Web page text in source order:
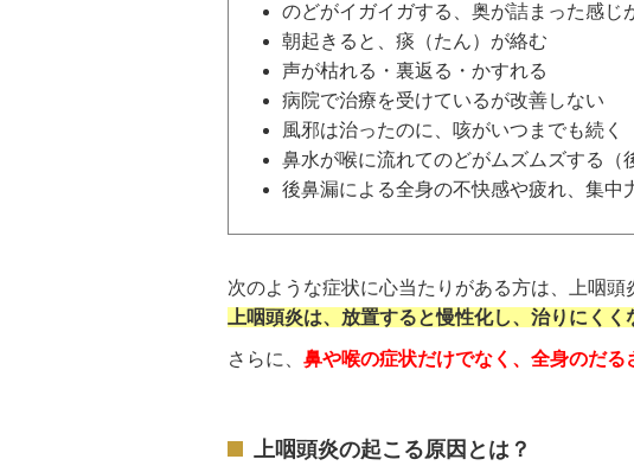
のどがイガイガする、奥が詰まった感じ
朝起きると、痰（たん）が絡む
声が枯れる・裏返る・かすれる
病院で治療を受けているが改善しない
風邪は治ったのに、咳がいつまでも続く
鼻水が喉に流れてのどがムズムズする（
後鼻漏による全身の不快感や疲れ、集中
次のような症状に心当たりがある方は、上咽頭
上咽頭炎は、放置すると慢性化し、治りにくく
さらに、 鼻や喉の症状だけでなく、全身のだる
上咽頭炎の起こる原因とは？